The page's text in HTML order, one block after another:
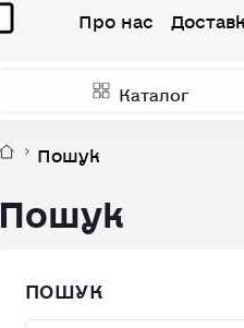
Про нас
Каталог
Пошук
Пошук
ПОШУК